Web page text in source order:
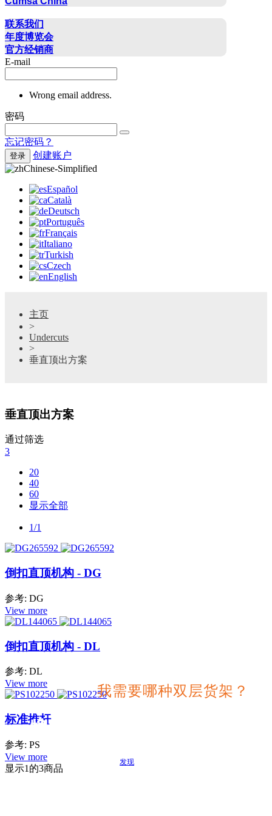
联系我们
年度博览会
官方经销商
E-mail
Wrong email address.
密码
忘记密码？
登录
创建账户
Chinese-Simplified
Español
Català
Deutsch
Português
Français
Italiano
Turkish
Czech
English
主页
>
Undercuts
>
垂直顶出方案
垂直顶出方案
通过筛选
3
20
40
60
显示全部
1/1
倒扣直顶机构 - DG
参考: DG
View more
倒扣直顶机构 - DL
参考: DL
View more
标准推杆
参考: PS
View more
显示1 的3商品
我需要哪种双层货架？
搜索适合您项目的最佳选择
发现